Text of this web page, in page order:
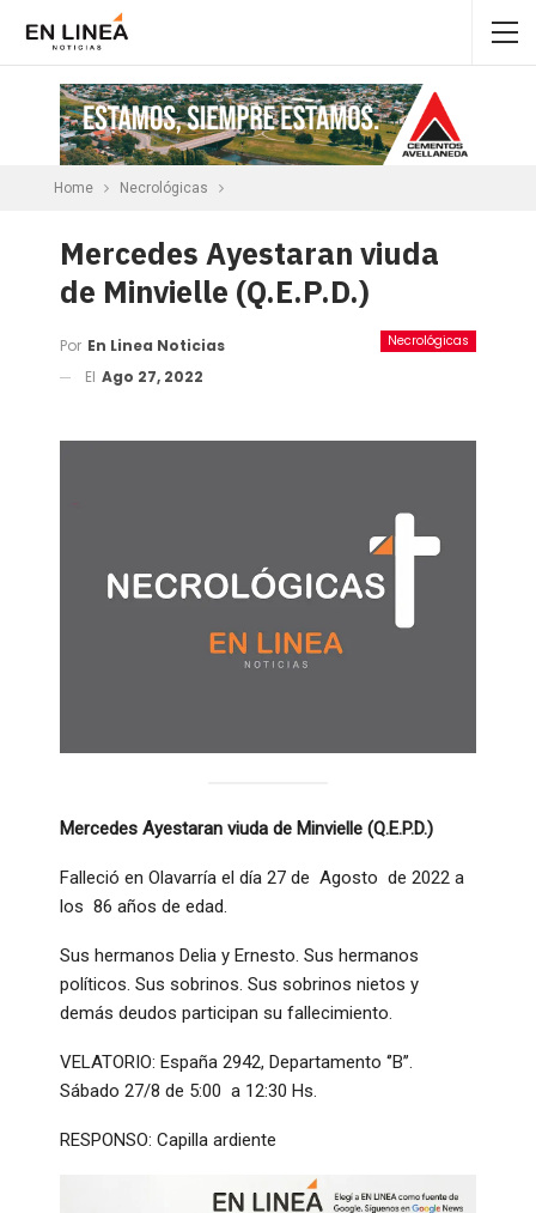
Home Necrológicas
Mercedes Ayestaran viuda
de Minvielle (Q.E.P.D.)
Necrológicas
Por En Linea Noticias
El Ago 27, 2022
Mercedes Ayestaran viuda de Minvielle (Q.E.P.D.)
Falleció en Olavarría el día 27 de Agosto de 2022 a
los 86 años de edad.
Sus hermanos Delia y Ernesto. Sus hermanos
políticos. Sus sobrinos. Sus sobrinos nietos y
demás deudos participan su fallecimiento.
VELATORIO: España 2942, Departamento ‘’B’’.
Sábado 27/8 de 5:00 a 12:30 Hs.
RESPONSO: Capilla ardiente